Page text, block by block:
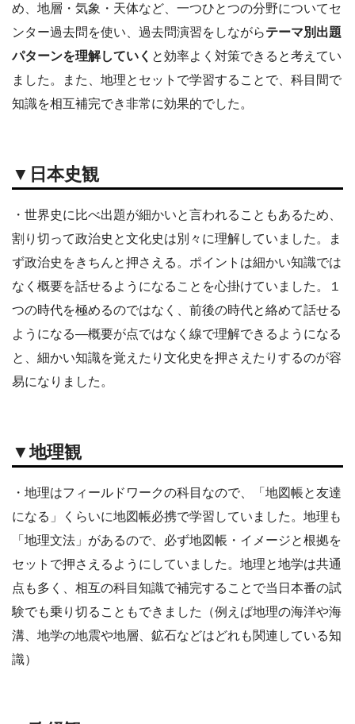
め、地層・気象・天体など、一つひとつの分野についてセ
ンター過去問を使い、過去問演習をしながらテーマ別出題
パターンを理解していく と効率よく対策できると考えてい
ました。また、地理とセットで学習することで、科目間で
知識を相互補完でき非常に効果的でした。
▼日本史観
・世界史に比べ出題が細かいと言われることもあるため、
割り切って政治史と文化史は別々に理解していました。ま
ず政治史をきちんと押さえる。ポイントは細かい知識では
なく概要を話せるようになることを心掛けていました。１
つの時代を極めるのではなく、前後の時代と絡めて話せる
ようになる―概要が点ではなく線で理解できるようになる
と、細かい知識を覚えたり文化史を押さえたりするのが容
易になりました。
▼地理観
・地理はフィールドワークの科目なので、「地図帳と友達
になる」くらいに地図帳必携で学習していました。地理も
「地理文法」があるので、必ず地図帳・イメージと根拠を
セットで押さえるようにしていました。地理と地学は共通
点も多く、相互の科目知識で補完することで当日本番の試
験でも乗り切ることもできました（例えば地理の海洋や海
溝、地学の地震や地層、鉱石などはどれも関連している知
識）